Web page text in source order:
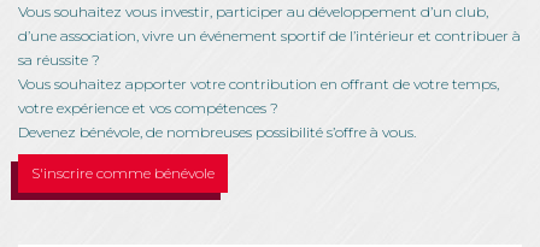
Vous souhaitez vous investir, participer au développement d’un club,
d’une association, vivre un événement sportif de l’intérieur et contribuer à
sa réussite ?
Vous souhaitez apporter votre contribution en offrant de votre temps,
votre expérience et vos compétences ?
Devenez bénévole, de nombreuses possibilité s’offre à vous.
S'inscrire comme bénévole